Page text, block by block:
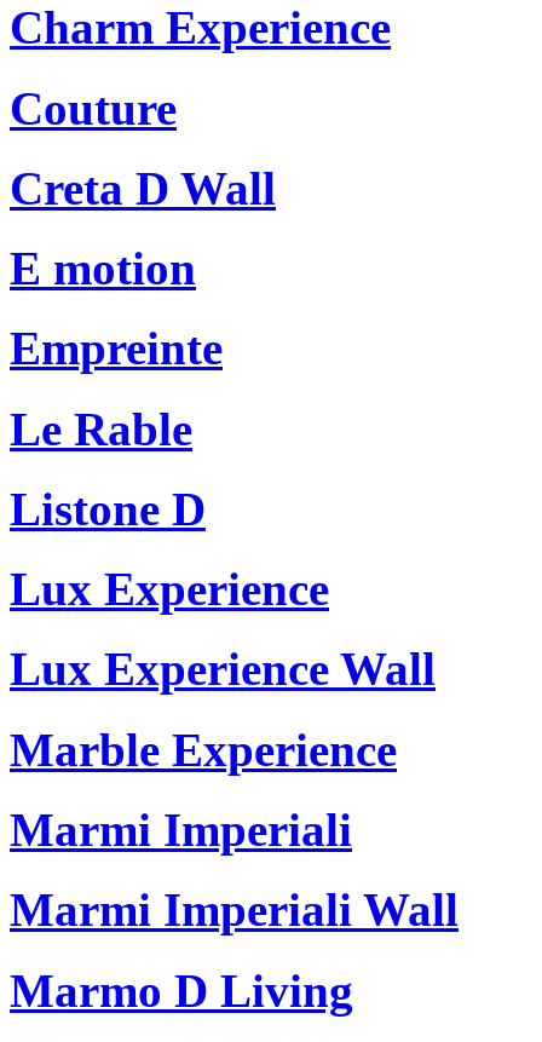
Charm Experience
Couture
Creta D Wall
E motion
Empreinte
Le Rable
Listone D
Lux Experience
Lux Experience Wall
Marble Experience
Marmi Imperiali
Marmi Imperiali Wall
Marmo D Living